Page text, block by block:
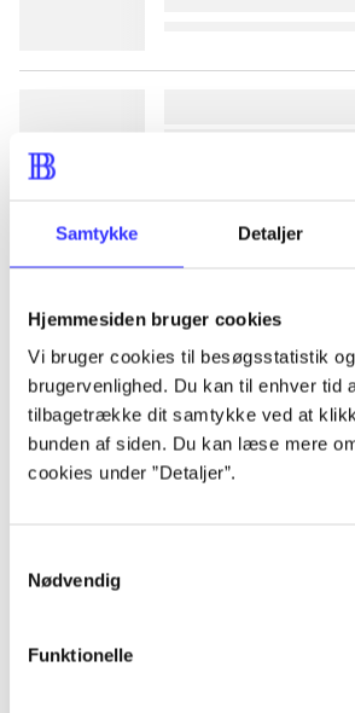
Samtykke Detaljer
Hjemmesiden bruger cookies
Vi bruger cookies til besøgsstatistik
brugervenlighed. Du kan til enhver tid
tilbagetrække dit samtykke ved at
bunden af siden. Du kan læse mere
cookies under ”Detaljer”.
Nødvendig
Funktionelle
lorem ipsum
lorem ipsum
lorem ipsum
lorem ipsum
lorem ipsum
lorem ipsum
lorem ipsum
lorem ipsum
lorem ipsum
lorem ipsum
lorem ipsum